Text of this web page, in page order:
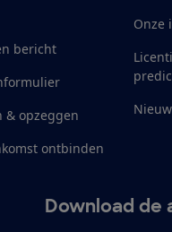
bericht
& opzeggen
ontbinden
Onze
Download de